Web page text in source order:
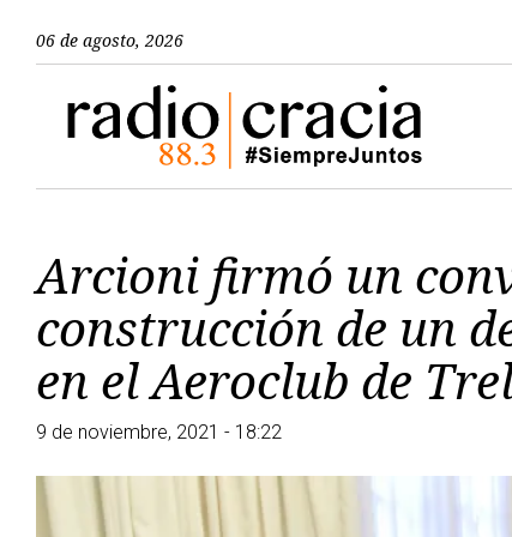
06 de agosto, 2026
Arcioni firmó un
construcción de un
en el Aeroclub de
9 de noviembre, 2021 - 18:22